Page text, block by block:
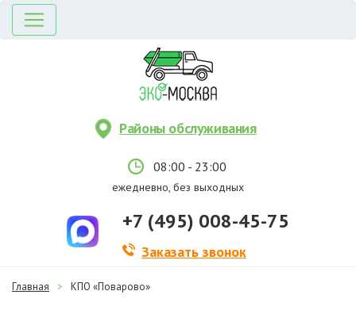
Районы обслуживания
08:00 - 23:00
ежедневно, без выходных
+7 (495) 008-45-75
Заказать звонок
Главная > КПО «Поварово»